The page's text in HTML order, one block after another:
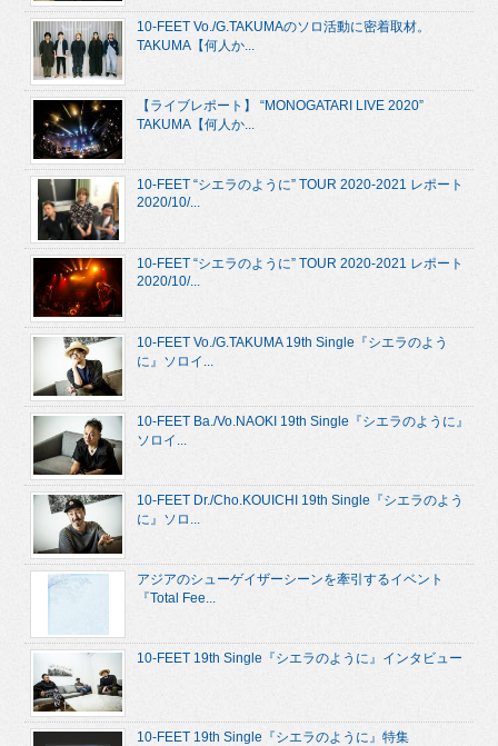
10-FEET Vo./G.TAKUMAのソロ活動に密着取材。
TAKUMA【何人か...
【ライブレポート】 “MONOGATARI LIVE 2020”
TAKUMA【何人か...
10-FEET “シエラのように” TOUR 2020-2021 レポート
2020/10/...
10-FEET “シエラのように” TOUR 2020-2021 レポート
2020/10/...
10-FEET Vo./G.TAKUMA 19th Single『シエラのよう
に』ソロイ...
10-FEET Ba./Vo.NAOKI 19th Single『シエラのように』
ソロイ...
10-FEET Dr./Cho.KOUICHI 19th Single『シエラのよう
に』ソロ...
アジアのシューゲイザーシーンを牽引するイベント
『Total Fee...
10-FEET 19th Single『シエラのように』インタビュー
10-FEET 19th Single『シエラのように』特集